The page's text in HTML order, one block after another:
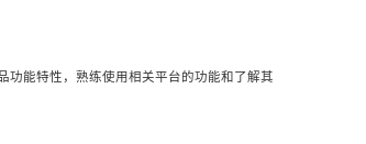
功能特性，熟练使用相关平台的功能和了解其